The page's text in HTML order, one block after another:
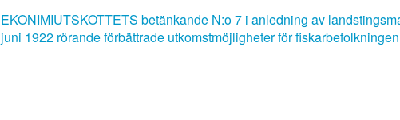
EKONIMIUTSKOTTETS betänkande N:o 7 i anledning av
juni 1922 rörande förbättrade utkomstmöjligheter för